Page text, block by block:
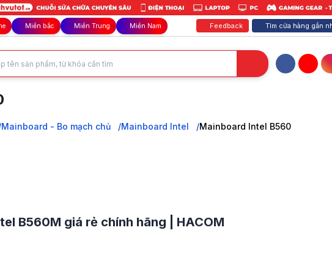
Miền bắc Miền Trung Miền Nam Feedback Tìm cửa hàng gần
Facebook
Mainboard - Bo mạch chủ Mainboard Intel Mainboard Intel B560
B560M giá rẻ chính hãng | HACOM